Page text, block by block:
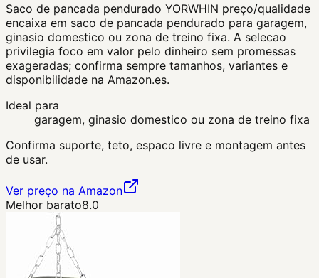
Saco de pancada pendurado YORWHIN preço/qualidade
encaixa em saco de pancada pendurado para garagem,
ginasio domestico ou zona de treino fixa. A selecao
privilegia foco em valor pelo dinheiro sem promessas
exageradas; confirma sempre tamanhos, variantes e
disponibilidade na Amazon.es.
Ideal para
garagem, ginasio domestico ou zona de treino fixa
Confirma suporte, teto, espaco livre e montagem antes
de usar.
Ver preço na Amazon
Melhor barato8.0